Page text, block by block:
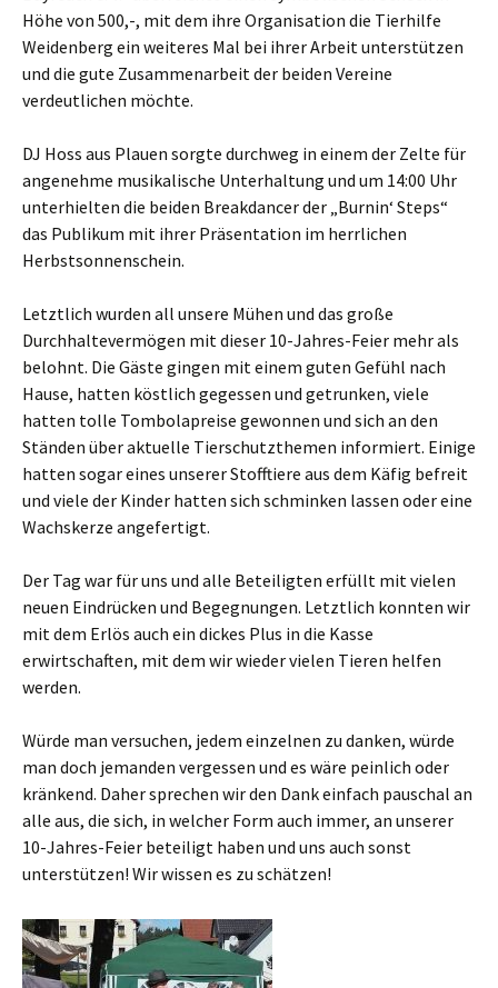
Höhe von 500,-, mit dem ihre Organisation die Tierhilfe
Weidenberg ein weiteres Mal bei ihrer Arbeit unterstützen
und die gute Zusammenarbeit der beiden Vereine
verdeutlichen möchte.
DJ Hoss aus Plauen sorgte durchweg in einem der Zelte für
angenehme musikalische Unterhaltung und um 14:00 Uhr
unterhielten die beiden Breakdancer der „Burnin‘ Steps“
das Publikum mit ihrer Präsentation im herrlichen
Herbstsonnenschein.
Letztlich wurden all unsere Mühen und das große
Durchhaltevermögen mit dieser 10-Jahres-Feier mehr als
belohnt. Die Gäste gingen mit einem guten Gefühl nach
Hause, hatten köstlich gegessen und getrunken, viele
hatten tolle Tombolapreise gewonnen und sich an den
Ständen über aktuelle Tierschutzthemen informiert. Einige
hatten sogar eines unserer Stofftiere aus dem Käfig befreit
und viele der Kinder hatten sich schminken lassen oder eine
Wachskerze angefertigt.
Der Tag war für uns und alle Beteiligten erfüllt mit vielen
neuen Eindrücken und Begegnungen. Letztlich konnten wir
mit dem Erlös auch ein dickes Plus in die Kasse
erwirtschaften, mit dem wir wieder vielen Tieren helfen
werden.
Würde man versuchen, jedem einzelnen zu danken, würde
man doch jemanden vergessen und es wäre peinlich oder
kränkend. Daher sprechen wir den Dank einfach pauschal an
alle aus, die sich, in welcher Form auch immer, an unserer
10-Jahres-Feier beteiligt haben und uns auch sonst
unterstützen! Wir wissen es zu schätzen!